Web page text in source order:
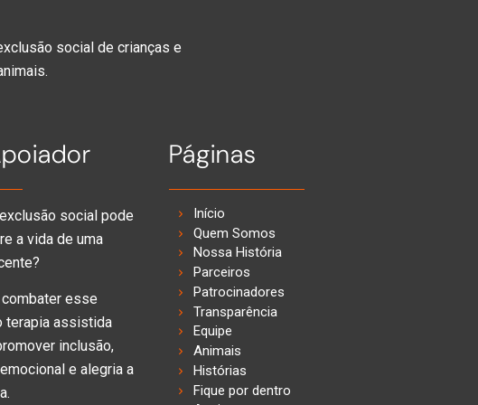
social de crianças e
social pode
a vida de uma
esse
terapia assistida
inclusão,
e alegria a
Páginas
Início
Quem Somos
Nossa História
Parceiros
Patrocinadores
Transparência
Equipe
Animais
Histórias
Fique por dentro